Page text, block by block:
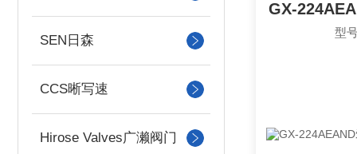
SEN日森
CCS晰写速
Hirose Valves广濑阀门
型